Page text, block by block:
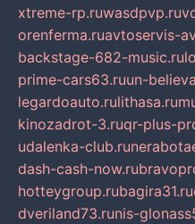
xtreme-rp.ruwasdpvp.ru
orenferma.ruavtoservis-
backstage-682-music.ru
prime-cars63.ruun-
legardoauto.rulithasa.ru
kinozadrot-3.ruqr-plus-
udalenka-club.ru
dash-cash-now.ru
hotteygroup.rubagira31.ru
dveriland73.runis-